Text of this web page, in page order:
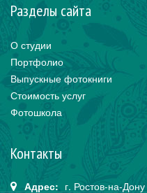
Разделы сайта
О студии
Портфолио
Выпускные фотокниги
Стоимость услуг
Фотошкола
Контакты
Адрес: г. Ростов-на-Дону